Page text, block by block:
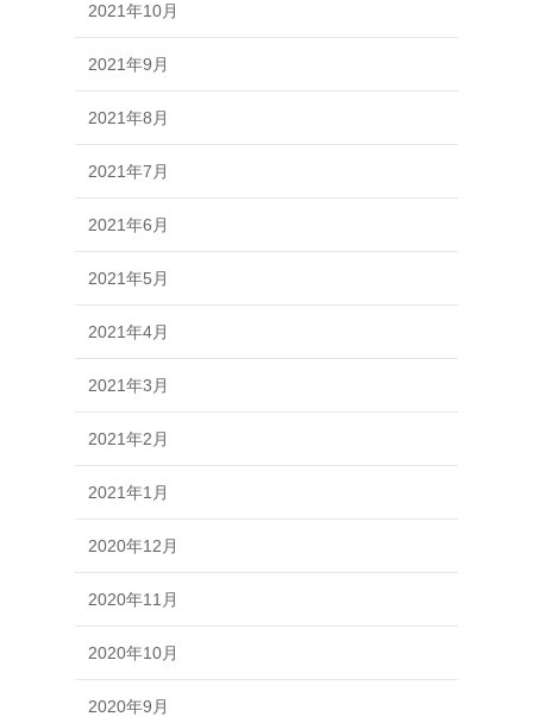
2021年10月
2021年9月
2021年8月
2021年7月
2021年6月
2021年5月
2021年4月
2021年3月
2021年2月
2021年1月
2020年12月
2020年11月
2020年10月
2020年9月